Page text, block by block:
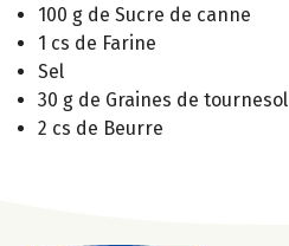
100 g de Sucre de canne
1 cs de Farine
Sel
30 g de Graines de tournesol
2 cs de Beurre